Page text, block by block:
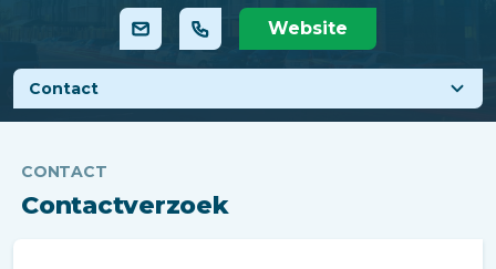
Website
Contact
CONTACT
Contactverzoek